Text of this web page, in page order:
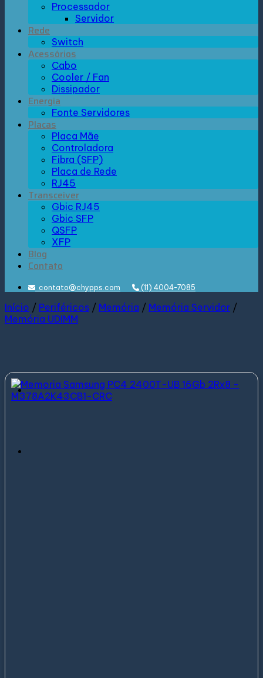
Processador
Servidor
Rede
Switch
Acessórios
Cabo
Cooler / Fan
Dissipador
Energia
Fonte Servidores
Placas
Placa Mãe
Controladora
Fibra (SFP)
Placa de Rede
RJ45
Transceiver
Gbic RJ45
Gbic SFP
QSFP
XFP
Blog
Contato
contato@chypps.com (11) 4004-7085
Início / Periféricos / Memória / Memória Servidor /
Memória UDIMM